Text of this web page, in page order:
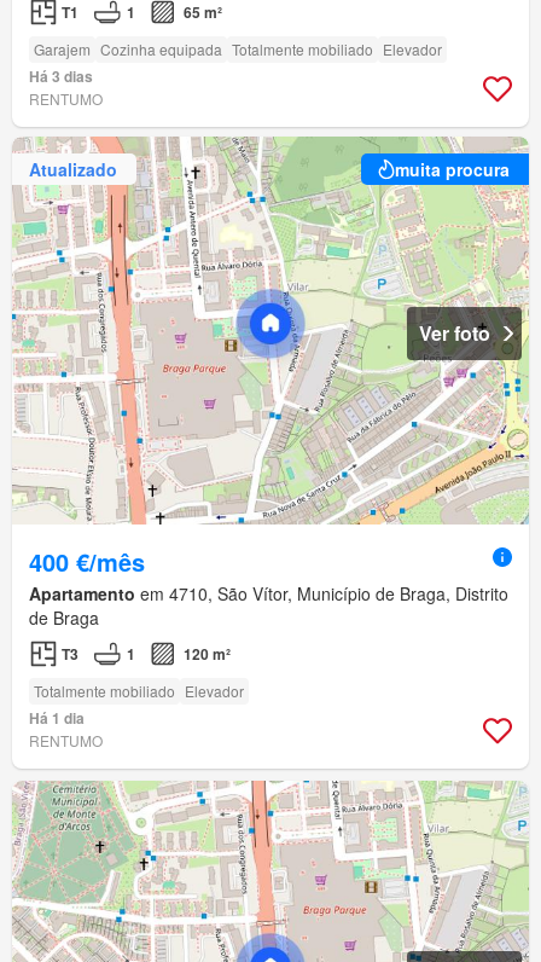
T1 1 65 m²
Garajem Cozinha equipada Totalmente mobiliado Elevador
Há 3 dias
RENTUMO
Atualizado muita procura
Ver foto
400 €/mês
Apartamento em 4710, São Vítor, Município de Braga, Distrito
de Braga
T3 1 120 m²
Totalmente mobiliado Elevador
Há 1 dia
RENTUMO